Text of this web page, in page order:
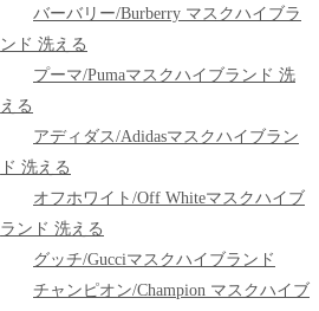
バーバリー/Burberry マスクハイブラ
ンド 洗える
プーマ/pumaマスクハイブランド 洗
える
アディダス/adidasマスクハイブラン
ド 洗える
オフホワイト/Off Whiteマスクハイブ
ランド 洗える
グッチ/Gucciマスクハイブランド
チャンピオン/Champion マスクハイブ